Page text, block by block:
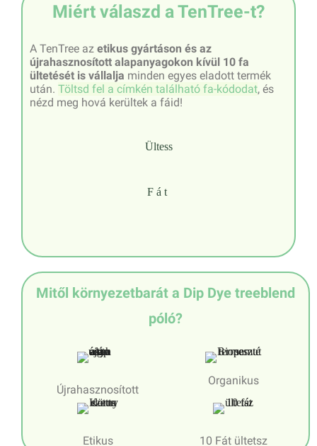
Miért válaszd a TenTree-t?
A TenTree az etikus gyártáson és az
újrahasznosított alapanyagokon kívül 10 fa
ültetését is vállalja minden egyes eladott termék
után. Töltsd fel a címkén található fa-kódodat, és
nézd meg hová kerültek a fáid!
Ültess
Fát
Mitől környezetbarát a Dip Dye treeblend
póló?
Újrahasznosított
Organikus
Etikus 10 Fát ültetsz